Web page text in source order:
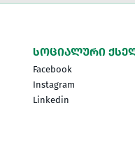
ᲡᲝᲪᲘᲐᲚᲣᲠᲘ
Facebook
Instagram
Linkedin